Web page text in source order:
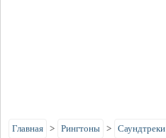
Главная > Рингтоны > Саундтреки